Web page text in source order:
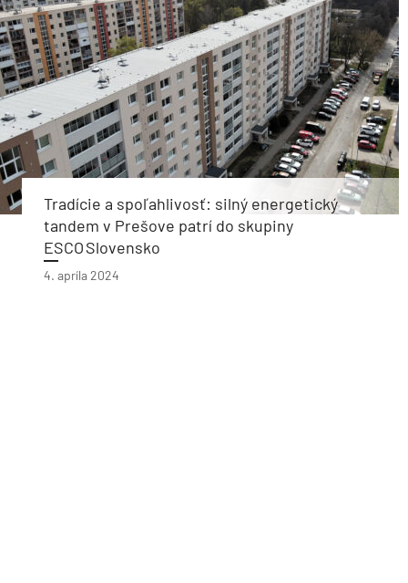
Tradície a spoľahlivosť: silný energetický
tandem v Prešove patrí do skupiny
ESCO Slovensko
4. apríla 2024